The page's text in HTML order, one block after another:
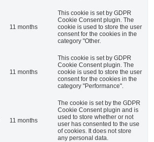
11 months
This cookie is set by GDPR
Cookie Consent plugin. The
cookie is used to store the user
consent for the cookies in the
category "Other.
11 months
This cookie is set by GDPR
Cookie Consent plugin. The
cookie is used to store the user
consent for the cookies in the
category "Performance".
11 months
The cookie is set by the GDPR
Cookie Consent plugin and is
used to store whether or not
user has consented to the use
of cookies. It does not store
any personal data.